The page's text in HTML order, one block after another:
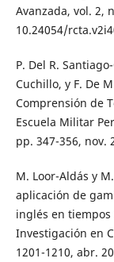
Avanzada, vol. 2,
10.24054/
P. Del R.
Cuchillo, y F. De
Comprensión de
Escuela Militar
pp. 347-356, nov.
M. Loor-Aldás y
aplicación de
inglés en tiempos
Investigación en
1201-1210, abr.